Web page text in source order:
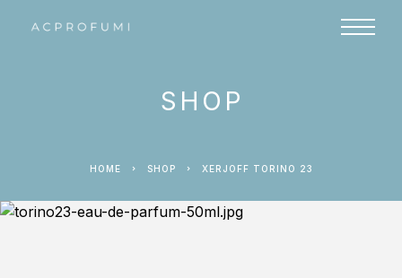
SHOP
HOME SHOP XERJOFF TORINO 23